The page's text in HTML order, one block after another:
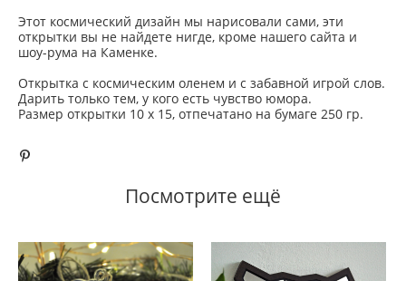
Этот космический дизайн мы нарисовали сами, эти
открытки вы не найдете нигде, кроме нашего сайта и
шоу-рума на Каменке.
Открытка с космическим оленем и с забавной игрой слов.
Дарить только тем, у кого есть чувство юмора.
Размер открытки 10 х 15, отпечатано на бумаге 250 гр.
Посмотрите ещё